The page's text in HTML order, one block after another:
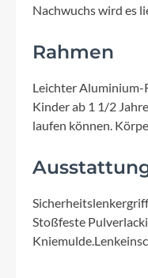
Nachwuchs wird es
Rahmen
Leichter Aluminium-
Kinder ab 1 1/2
laufen können.
Stoßfeste